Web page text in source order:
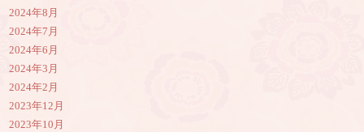
2024年8月
2024年7月
2024年6月
2024年3月
2024年2月
2023年12月
2023年10月